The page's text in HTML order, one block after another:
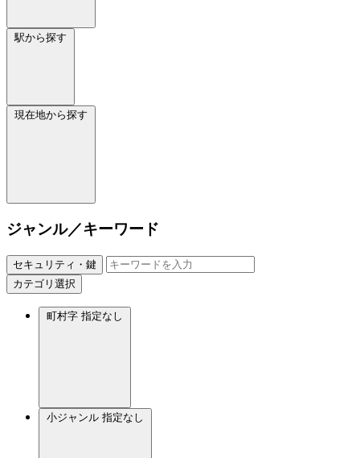
駅から探す
現在地から探す
ジャンル／キーワード
セキュリティ・鍵
カテゴリ選択
町村字 指定なし
小ジャンル 指定なし